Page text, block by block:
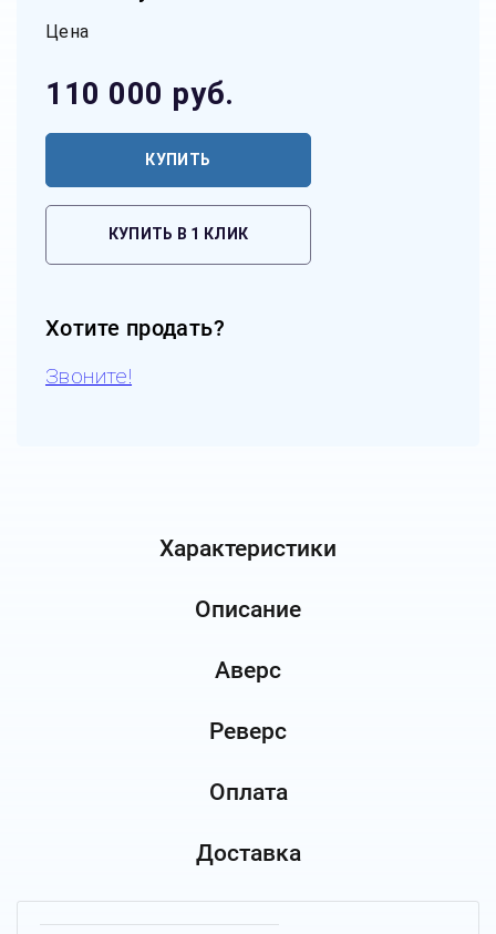
Цена
110 000 руб.
КУПИТЬ
КУПИТЬ В 1 КЛИК
Хотите продать?
Звоните!
Характеристики
Описание
Аверс
Реверс
Оплата
Доставка